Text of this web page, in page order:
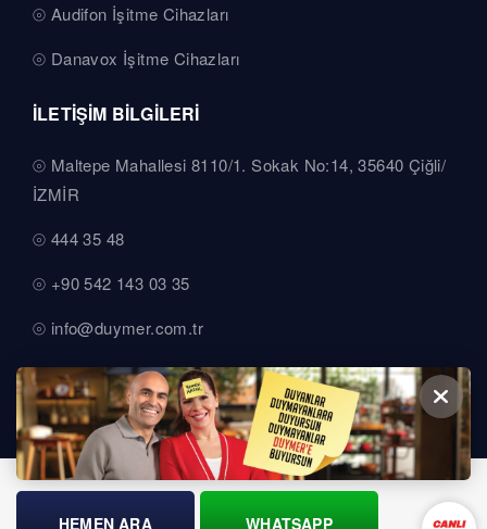
Audifon İşitme Cihazları
Danavox İşitme Cihazları
İLETİŞİM BİLGİLERİ
Maltepe Mahallesi 8110/1. Sokak No:14, 35640 Çiğli/
İZMİR
444 35 48
+90 542 143 03 35
info@duymer.com.tr
HEMEN ARA WHATSAPP